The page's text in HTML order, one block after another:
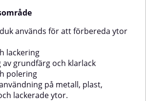
används för att förbereda ytor
lackering
av grundfärg och klarlack
polering
på metall, plast,
lackerade ytor.